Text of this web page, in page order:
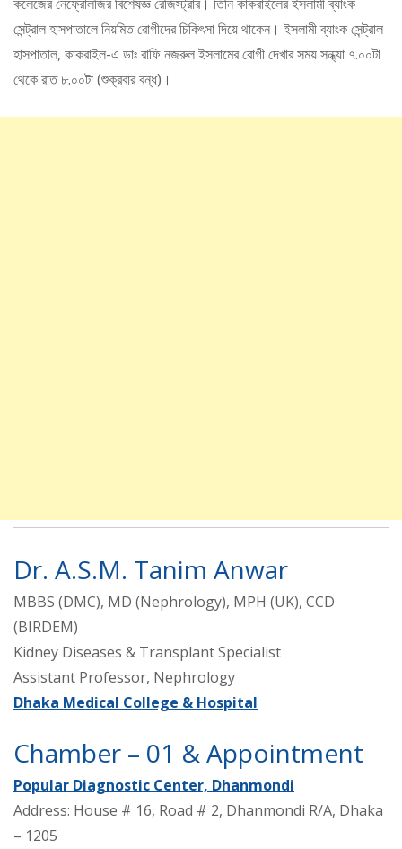
সেন্ট্রাল হাসপাতালে নিয়মিত রোগীদের চিকিৎসা দিয়ে থাকেন। ইসলামী ব্যাংক সেন্ট্রাল
হাসপাতাল, কাকরাইল-এ ডাঃ রাফি নজরুল ইসলামের রোগী দেখার সময় সন্ধ্যা ৭.০০টা
থেকে রাত ৮.০০টা (শুক্রবার বন্ধ)।
Dr. A.S.M. Tanim Anwar
MBBS (DMC), MD (Nephrology), MPH (UK), CCD
(BIRDEM)
Kidney Diseases & Transplant Specialist
Assistant Professor, Nephrology
Dhaka Medical College & Hospital
Chamber – 01 & Appointment
Popular Diagnostic Center, Dhanmondi
Address: House # 16, Road # 2, Dhanmondi R/A, Dhaka
– 1205